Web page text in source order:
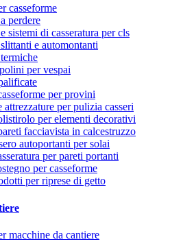
casseforme
perdere
sistemi di casseratura per cls
e automontanti
per vespai
per provini
attrezzature per pulizia casseri
per elementi decorativi
facciavista in calcestruzzo
autoportanti per solai
per pareti portanti
per casseforme
per riprese di getto
macchine da cantiere